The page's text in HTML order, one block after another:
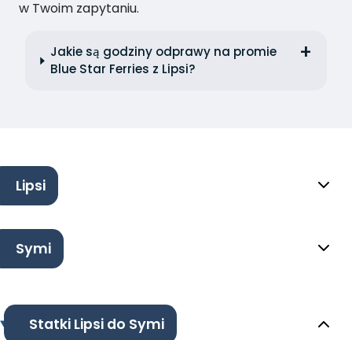
w Twoim zapytaniu.
Jakie są godziny odprawy na promie
Blue Star Ferries z Lipsi?
Lipsi
Symi
Statki Lipsi do Symi